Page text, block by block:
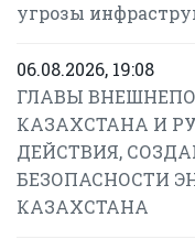
угрозы
06.08.2026, 19:08
ГЛАВЫ
КАЗАХСТАНА И
ДЕЙСТВИЯ,
БЕЗОПАСНОСТИ
КАЗАХСТАНА